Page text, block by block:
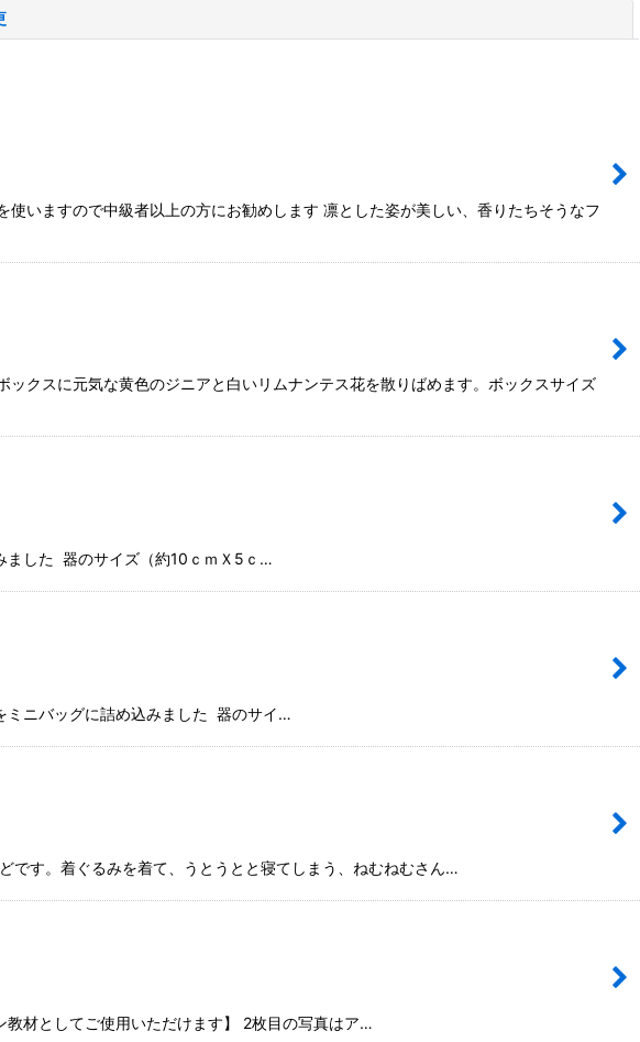
ますので中級者以上の方にお勧めします 凛とした姿が美しい、香りたちそうなフ
スに元気な黄色のジニアと白いリムナンテス花を散りばめます。ボックスサイズ
した 器のサイズ（約10ｃｍＸ5ｃ…
ニバッグに詰め込みました 器のサイ…
着ぐるみを着て、うとうとと寝てしまう、ねむねむさん…
としてご使用いただけます】 2枚目の写真はア…